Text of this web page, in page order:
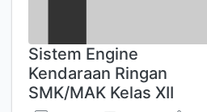
Sistem Engine
Kendaraan Ringan
SMK/MAK Kelas XII